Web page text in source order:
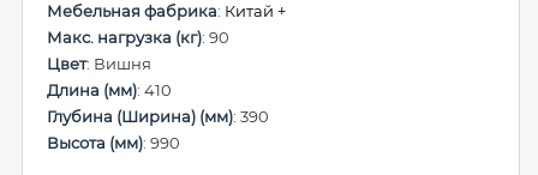
Мебельная фабрика: Китай +
Макс. нагрузка (кг): 90
Цвет: Вишня
Длина (мм): 410
Глубина (Ширина) (мм): 390
Высота (мм): 990